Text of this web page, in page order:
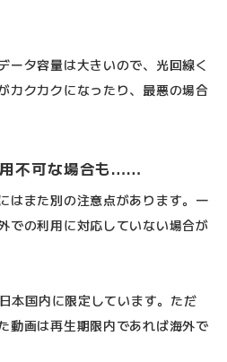
ータ容量は大きいので、光回線く
カクカクになったり、最悪の場合
不可な場合も……
はまた別の注意点があります。一
での利用に対応していない場合が
本国内に限定しています。ただ
動画は再生期限内であれば海外で